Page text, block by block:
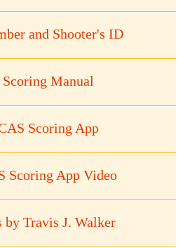
and Shooter's ID
Manual
Scoring App
Scoring App Video
by Travis J. Walker